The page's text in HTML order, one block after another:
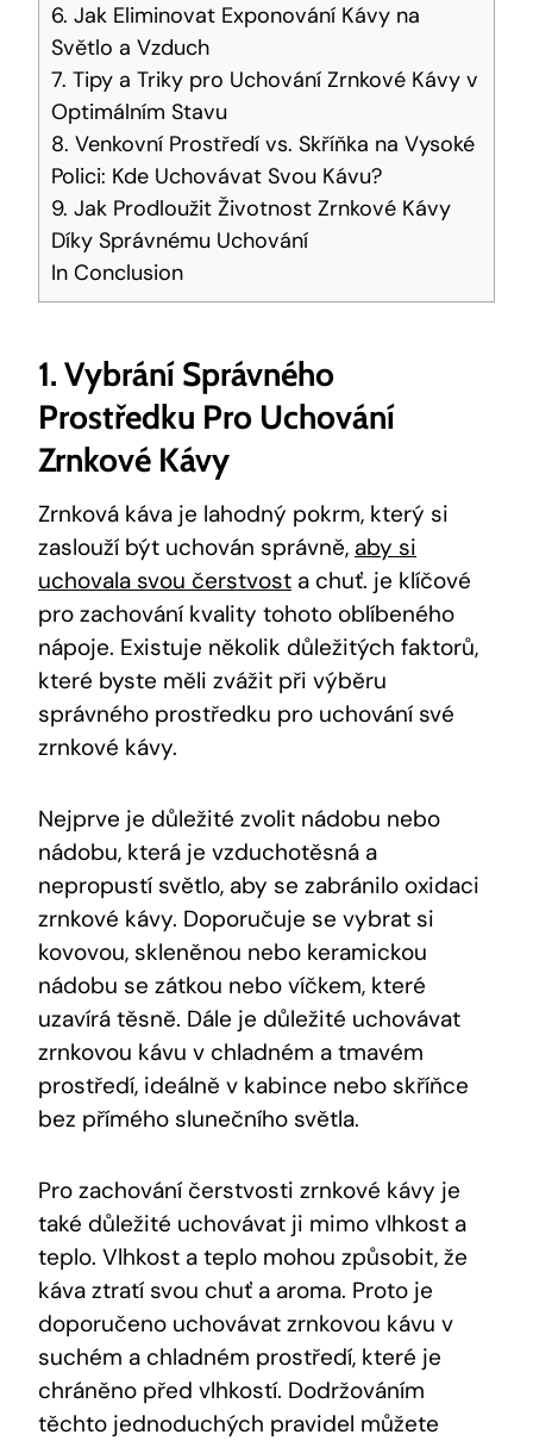
6. Jak Eliminovat Exponování Kávy na
Světlo a Vzduch
7. Tipy a Triky pro Uchování Zrnkové Kávy v
Optimálním Stavu
8. Venkovní Prostředí vs. Skříňka na Vysoké
Polici: Kde Uchovávat Svou Kávu?
9. Jak Prodloužit Životnost Zrnkové Kávy
Díky Správnému Uchování
In Conclusion
1. Vybrání Správného
Prostředku Pro Uchování
Zrnkové Kávy
Zrnková káva je lahodný pokrm, který si
zaslouží být uchován správně, aby si
uchovala svou čerstvost a chuť. je klíčové
pro zachování kvality tohoto oblíbeného
nápoje. Existuje několik důležitých faktorů,
které byste měli zvážit při výběru
správného prostředku pro uchování své
zrnkové kávy.
Nejprve je důležité zvolit nádobu nebo
nádobu, která je vzduchotěsná a
nepropustí světlo, aby se zabránilo oxidaci
zrnkové kávy. Doporučuje se vybrat si
kovovou, skleněnou nebo keramickou
nádobu se zátkou nebo víčkem, které
uzavírá těsně. Dále je důležité uchovávat
zrnkovou kávu v chladném a tmavém
prostředí, ideálně v kabince nebo skříňce
bez přímého slunečního světla.
Pro zachování čerstvosti zrnkové kávy je
také důležité uchovávat ji mimo vlhkost a
teplo. Vlhkost a teplo mohou způsobit, že
káva ztratí svou chuť a aroma. Proto je
doporučeno uchovávat zrnkovou kávu v
suchém a chladném prostředí, které je
chráněno před vlhkostí. Dodržováním
těchto jednoduchých pravidel můžete